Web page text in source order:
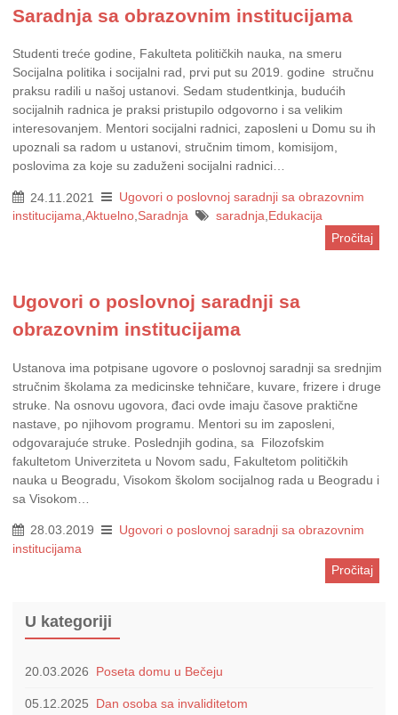
U kategoriji
20.03.2026 Poseta domu u Bečeju
05.12.2025 Dan osoba sa invaliditetom
Saradnja sa obrazovnim institucijama
Studenti treće godine, Fakulteta političkih nauka, na smeru
Socijalna politika i socijalni rad, prvi put su 2019. godine stručnu
praksu radili u našoj ustanovi. Sedam studentkinja, budućih
socijalnih radnica je praksi pristupilo odgovorno i sa velikim
interesovanjem. Mentori socijalni radnici, zaposleni u Domu su ih
upoznali sa radom u ustanovi, stručnim timom, komisijom,
poslovima za koje su zaduženi socijalni radnici…
24.11.2021
Ugovori o poslovnoj saradnji sa obrazovnim
institucijama,Aktuelno,Saradnja saradnja,Edukacija
Pročitaj
Ugovori o poslovnoj saradnji sa
obrazovnim institucijama
Ustanova ima potpisane ugovore o poslovnoj saradnji sa srednjim
stručnim školama za medicinske tehničare, kuvare, frizere i druge
struke. Na osnovu ugovora, đaci ovde imaju časove praktične
nastave, po njihovom programu. Mentori su im zaposleni,
odgovarajuće struke. Poslednjih godina, sa Filozofskim
fakultetom Univerziteta u Novom sadu, Fakultetom političkih
nauka u Beogradu, Visokom školom socijalnog rada u Beogradu i
sa Visokom…
28.03.2019
Ugovori o poslovnoj saradnji sa obrazovnim
institucijama
Pročitaj